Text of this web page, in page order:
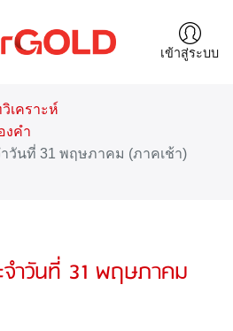
เข้าสู่ระบบ
เคราะห์
งคำ
วันที่ 31 พฤษภาคม (ภาคเช้า)
ำวันที่ 31 พฤษภาคม